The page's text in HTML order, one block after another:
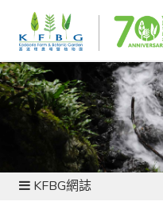
新聞及資源
KFBG網誌